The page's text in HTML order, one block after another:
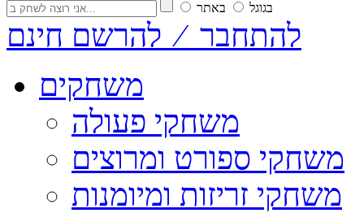
בגוגל באתר
להתחבר ⁄ להרשם חינם
משחקים
משחקי פעולה
משחקי ספורט ומרוצים
משחקי זריזות ומיומנות